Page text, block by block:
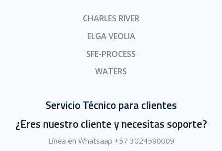
CHARLES RIVER
ELGA VEOLIA
SFE-PROCESS
WATERS
Servicio Técnico para clientes
¿Eres nuestro cliente y necesitas soporte?
Línea en Whatsaap +57 3024590009